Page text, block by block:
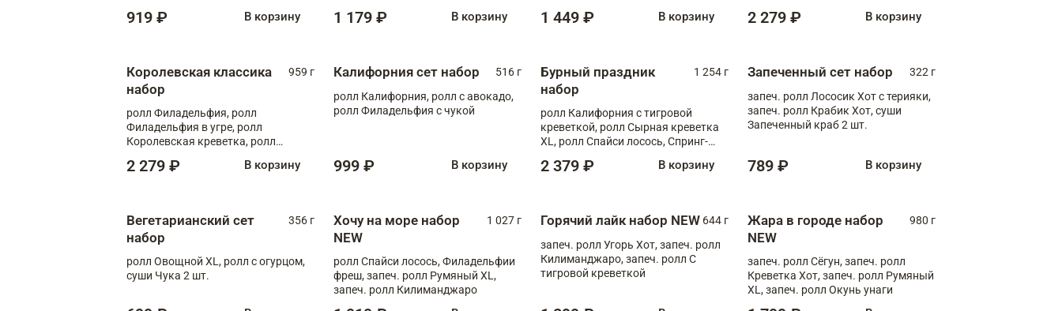
919 ₽ В корзину 1 179 ₽ В корзину 1 449 ₽ В корзину 2 279 ₽ В корзину
Королевская классика
набор
959 г
ролл Филадельфия, ролл
Филадельфия в угре, ролл
Королевская креветка, ролл
2 279 ₽ В корзину
Калифорния сет набор
516 г
ролл Калифорния, ролл с авокадо,
ролл Филадельфия с чукой
999 ₽ В корзину
Бурный праздник
набор
1 254 г
ролл Калифорния с тигровой
креветкой, ролл Сырная креветка
XL, ролл Спайси лосось, Спринг-
Медовая креветка
2 379 ₽ В корзину
Запеченный сет набор
322 г
запеч. ролл Лососик Хот с терияки,
запеч. ролл Крабик Хот, суши
Запеченный краб 2 шт.
789 ₽ В корзину
Вегетарианский сет
набор
356 г
ролл Овощной XL, ролл с огурцом,
суши Чука 2 шт.
Хочу на море набор
NEW
1 027 г
ролл Спайси лосось, Филадельфии
фреш, запеч. ролл Румяный XL,
запеч. ролл Килиманджаро
Горячий лайк набор NEW 644 г
запеч. ролл Угорь Хот, запеч. ролл
Килиманджаро, запеч. ролл С
тигровой креветкой
Жара в городе набор
NEW
980 г
запеч. ролл Сёгун, запеч. ролл
Креветка Хот, запеч. ролл Румяный
XL, запеч. ролл Окунь унаги